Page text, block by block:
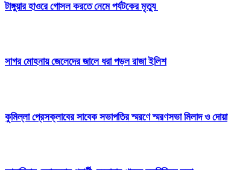
টাঙ্গুয়ার হাওরে গোসল করতে নেমে পর্যটকের মৃত্যু
সাগর মোহনায় জেলেদের জালে ধরা পড়ল রাজা ইলিশ
কুমিল্লা প্রেসক্লাবের সাবেক সভাপতির স্মরণে স্মরণসভা মিলাদ ও দোয়া